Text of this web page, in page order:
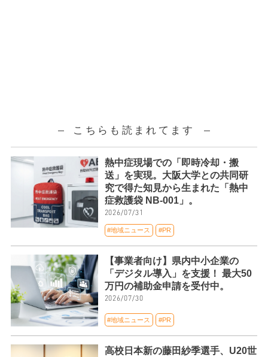
こちらも読まれてます
熱中症現場での「即時冷却・搬
送」を実現。大阪大学との共同研
究で得た知見から生まれた「熱中
症救護袋 NB-001」。
2026/07/31
#地域ニュース #PR
【事業者向け】県内中小企業の
「デジタル導入」を支援！ 最大50
万円の補助金申請を受付中。
2026/07/30
#地域ニュース #PR
高校日本新の藤田紗季選手、U20世